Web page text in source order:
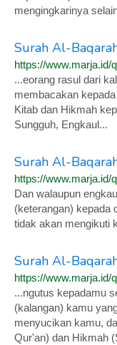
mengingkarinya
Surah Al-
https://www.marja.id/
...eorang rasul dari
membacakan
Kitab dan Hikmah
Sungguh, Engkaul...
Surah Al-
https://www.marja.id/
Dan walaupun
(keterangan) kepada
tidak akan mengikuti
Surah Al-
https://www.marja.id/
...ngutus kepadamu
(kalangan) kamu
menyucikan kamu,
Qur'an) dan Hikmah